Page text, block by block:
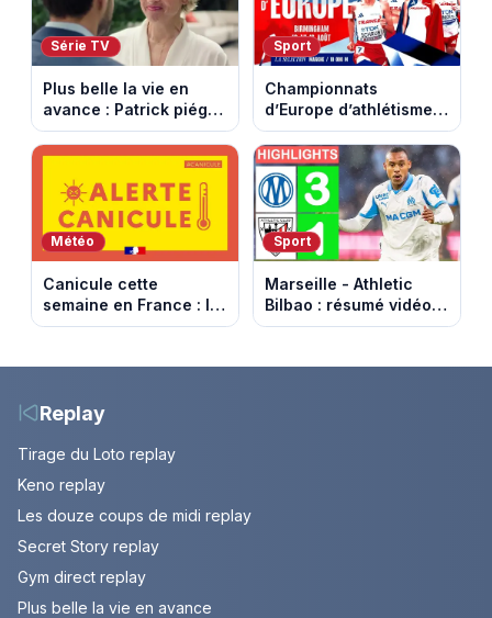
Série TV
Plus belle la vie en
avance : Patrick piégé
par la DGSE. Episode
du 11 août 2026
Sport
Championnats
d’Europe d’athlétisme
2026 : le programme
complet à Birmingham
sur France Télévisions
Météo
Canicule cette
semaine en France : le
pic de chaleur attendu
Sport
Marseille - Athletic
Bilbao : résumé vidéo
du match amical au
août 2026)
Replay
Tirage du Loto replay
Keno replay
Les douze coups de midi replay
Secret Story replay
Gym direct replay
Plus belle la vie en avance